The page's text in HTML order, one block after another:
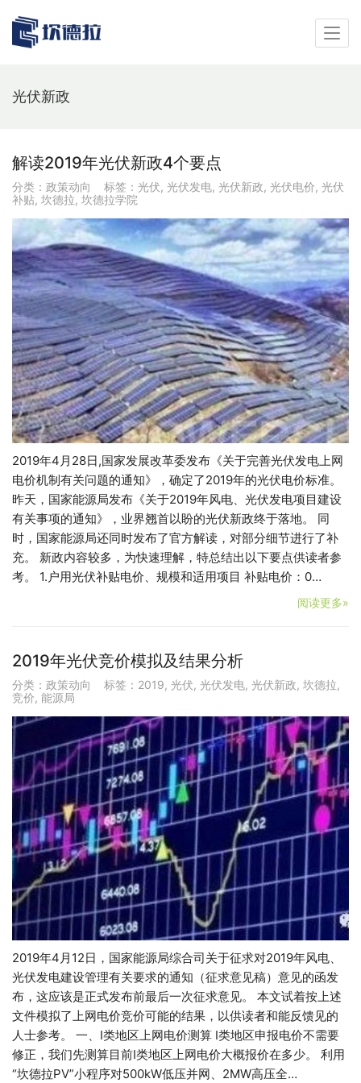
光伏新政
解读2019年光伏新政4个要点
分类： 政策动向 标签： 光伏, 光伏发电, 光伏新政, 光伏电价, 光伏
补贴, 坎德拉, 坎德拉学院
2019年4月28日,国家发展改革委发布《关于完善光伏发电上网
电价机制有关问题的通知》，确定了2019年的光伏电价标准。
昨天，国家能源局发布《关于2019年风电、光伏发电项目建设
有关事项的通知》，业界翘首以盼的光伏新政终于落地。 同
时，国家能源局还同时发布了官方解读，对部分细节进行了补
充。 新政内容较多，为快速理解，特总结出以下要点供读者参
考。 1.户用光伏补贴电价、规模和适用项目 补贴电价：0…
阅读更多»
2019年光伏竞价模拟及结果分析
分类： 政策动向 标签： 2019, 光伏, 光伏发电, 光伏新政, 坎德拉,
竞价, 能源局
2019年4月12日，国家能源局综合司关于征求对2019年风电、
光伏发电建设管理有关要求的通知（征求意见稿）意见的函发
布，这应该是正式发布前最后一次征求意见。 本文试着按上述
文件模拟了上网电价竞价可能的结果，以供读者和能反馈见的
人士参考。 一、I类地区上网电价测算 I类地区申报电价不需要
修正，我们先测算目前I类地区上网电价大概报价在多少。 利用
“坎德拉PV”小程序对500kW低压并网、2MW高压全…